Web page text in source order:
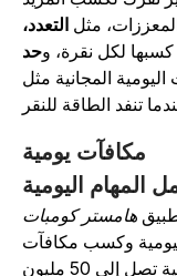
مثلالتعدد،
لكل نقرة، وحد
المجانية مثل
مكافآت يومية
هامستر كومبات
وكسب مكافآت
عملات إضافية تصل إلى 50 مليون HMSTR، بالإضافة إلى